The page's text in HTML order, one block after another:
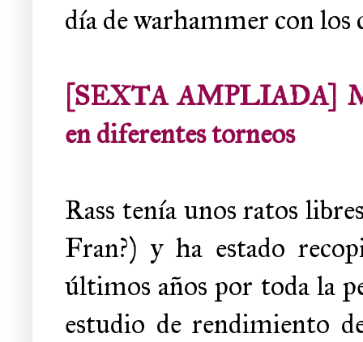
día de warhammer con los
[SEXTA AMPLIADA]
en diferentes torneos
Rass tenía unos ratos
Fran?) y ha estado
últimos años por toda la
estudio de rendimiento